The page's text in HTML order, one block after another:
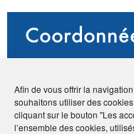
Afin de vous offrir la
souhaitons utiliser des
cliquant sur le bouton "Les
l’ensemble des cookies,
Nouvelle Calédonie
•+687 74 49 49
•contact@mam.nc